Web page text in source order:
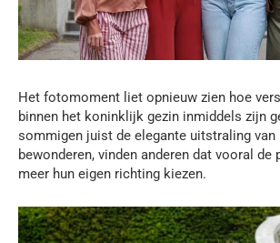
Het fotomoment liet opnieuw zien hoe
binnen het koninklijk gezin inmiddels zijn
sommigen juist de elegante uitstraling van
bewonderen, vinden anderen dat vooral de
meer hun eigen richting kiezen.